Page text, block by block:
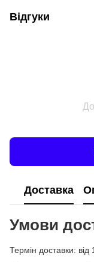
Відгуки
Доставка
Умови
Термін доставки: від